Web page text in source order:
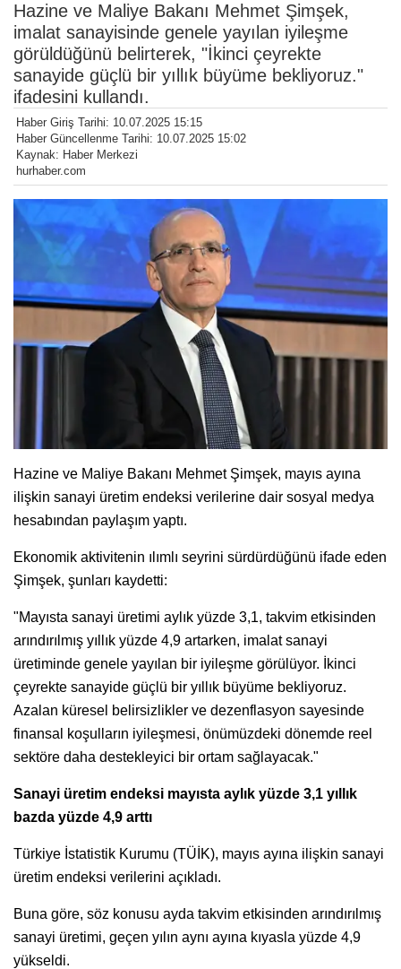
Hazine ve Maliye Bakanı Mehmet Şimşek,
imalat sanayisinde genele yayılan iyileşme
görüldüğünü belirterek, "İkinci çeyrekte
sanayide güçlü bir yıllık büyüme bekliyoruz."
ifadesini kullandı.
Haber Giriş Tarihi: 10.07.2025 15:15
Haber Güncellenme Tarihi: 10.07.2025 15:02
Kaynak: Haber Merkezi
hurhaber.com
Hazine ve Maliye Bakanı Mehmet Şimşek, mayıs ayına
ilişkin sanayi üretim endeksi verilerine dair sosyal medya
hesabından paylaşım yaptı.
Ekonomik aktivitenin ılımlı seyrini sürdürdüğünü ifade eden
Şimşek, şunları kaydetti:
"Mayısta sanayi üretimi aylık yüzde 3,1, takvim etkisinden
arındırılmış yıllık yüzde 4,9 artarken, imalat sanayi
üretiminde genele yayılan bir iyileşme görülüyor. İkinci
çeyrekte sanayide güçlü bir yıllık büyüme bekliyoruz.
Azalan küresel belirsizlikler ve dezenflasyon sayesinde
finansal koşulların iyileşmesi, önümüzdeki dönemde reel
sektöre daha destekleyici bir ortam sağlayacak."
Sanayi üretim endeksi mayısta aylık yüzde 3,1 yıllık
bazda yüzde 4,9 arttı
Türkiye İstatistik Kurumu (TÜİK), mayıs ayına ilişkin sanayi
üretim endeksi verilerini açıkladı.
Buna göre, söz konusu ayda takvim etkisinden arındırılmış
sanayi üretimi, geçen yılın aynı ayına kıyasla yüzde 4,9
yükseldi.